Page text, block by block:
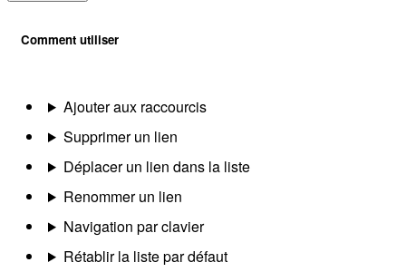
Comment utiliser
Ajouter aux raccourcis
Supprimer un lien
Déplacer un lien dans la liste
Renommer un lien
Navigation par clavier
Rétablir la liste par défaut